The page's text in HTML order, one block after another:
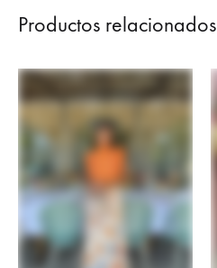
Productos relacionados